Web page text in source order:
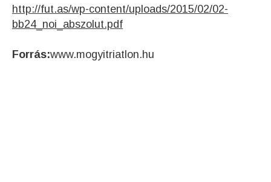
http://fut.as/wp-content/uploads/2015/02/02-
bb24_noi_abszolut.pdf
Forrás:www.mogyitriatlon.hu